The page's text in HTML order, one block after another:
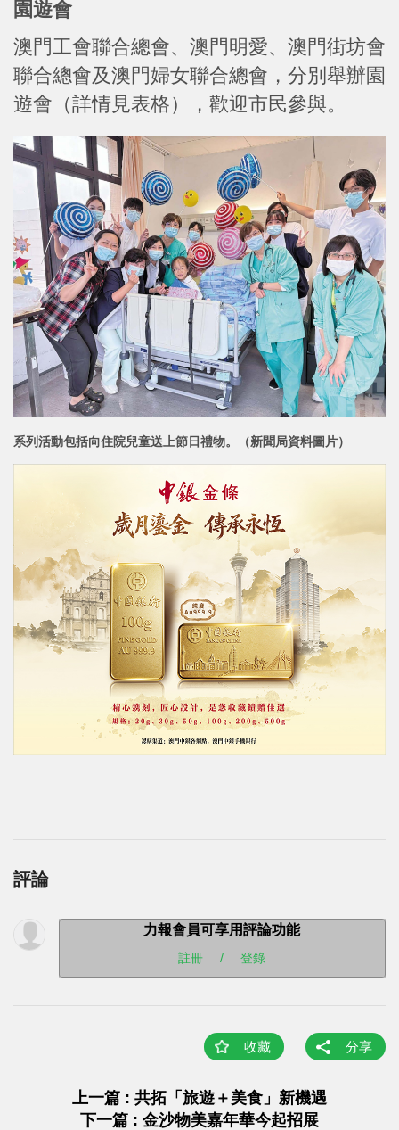
園遊會
澳門工會聯合總會、澳門明愛、澳門街坊會
聯合總會及澳門婦女聯合總會，分別舉辦園
遊會（詳情見表格），歡迎市民參與。
系列活動包括向住院兒童送上節日禮物。 （新聞局資料圖片）
評論
力報會員可享用評論功能
註冊 / 登錄
收藏 分享
上一篇 : 共拓「旅遊＋美食」新機遇
下一篇 : 金沙物美嘉年華今起招展